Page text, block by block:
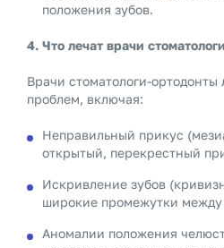
положения зубов.
4. Что лечат врачи
Врачи стоматологи-
проблем, включая:
Неправильный прикус
открытый, перекрестный
Искривление зубов
широкие промежутки между
Аномалии положения